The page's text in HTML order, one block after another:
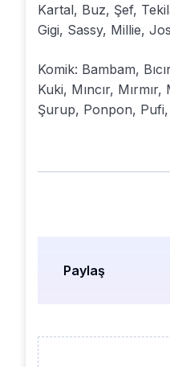
Kartal, Buz, Şef,
Gigi, Sassy, Millie,
Komik: Bambam,
Kuki, Mıncır,
Şurup, Ponpon, Pufi,
Paylaş